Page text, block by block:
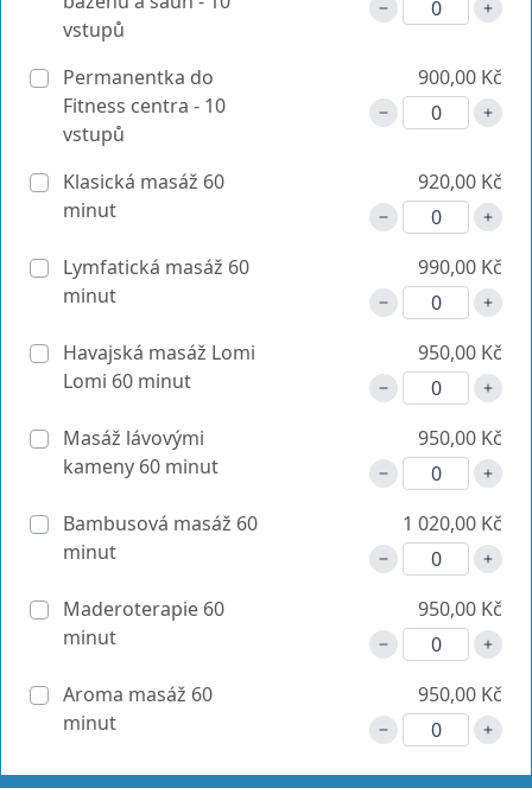
vstupů
Permanentka do
Fitness centra - 10
vstupů
900,00 Kč
Klasická masáž 60
minut
920,00 Kč
Lymfatická masáž 60
minut
990,00 Kč
Havajská masáž Lomi
Lomi 60 minut
950,00 Kč
Masáž lávovými
kameny 60 minut
950,00 Kč
Bambusová masáž 60
minut
1 020,00 Kč
Maderoterapie 60
minut
950,00 Kč
Aroma masáž 60
minut
950,00 Kč